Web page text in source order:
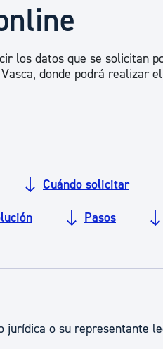
ciudadana y asociacionismo
los datos que se solicitan
donde podrá realizar
Cuándo solicitar
Pasos
jurídica o su representante